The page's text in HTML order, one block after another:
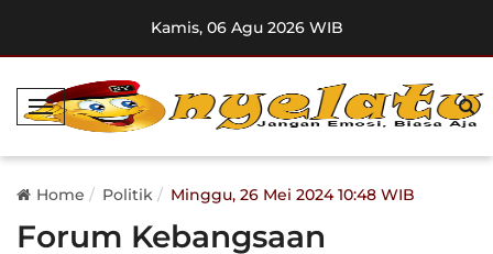
Kamis, 06 Agu 2026 WIB
T
g
g
e
Home Politik Minggu, 26 Mei 2024 10:48 WIB
Forum Kebangsaan